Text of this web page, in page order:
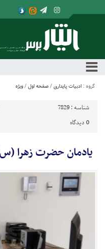
گروه : ادبیات پایداری / صفحه اول / ویژه
شناسه : 7829
0 دیدگاه
یادمان حضرت زهرا